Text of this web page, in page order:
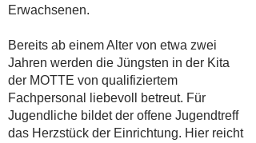
Erwachsenen.
Bereits ab einem Alter von etwa zwei
Jahren werden die Jüngsten in der Kita
der MOTTE von qualifiziertem
Fachpersonal liebevoll betreut. Für
Jugendliche bildet der offene Jugendtreff
das Herzstück der Einrichtung. Hier reicht